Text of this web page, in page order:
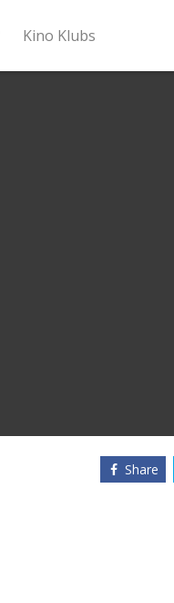
Kino Klubs
Share